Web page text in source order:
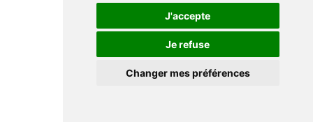
J'accepte
Je refuse
Changer mes préférences